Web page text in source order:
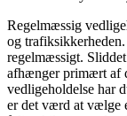
Regelmæssig
og
regelmæssigt.
afhænger primært af
vedligeholdelse har
er det værd at vælge